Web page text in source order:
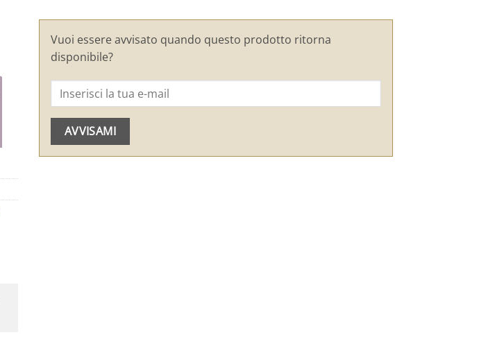
Vuoi essere avvisato quando questo prodotto ritorna
disponibile?
AVVISAMI